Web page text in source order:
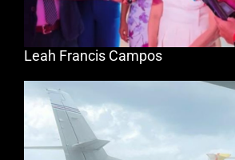
Leah Francis Campos